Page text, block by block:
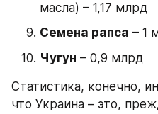
масла) – 1,17 млрд
Семена рапса – 1
Чугун – 0,9 млрд
Статистика, конечно,
что Украина – это,